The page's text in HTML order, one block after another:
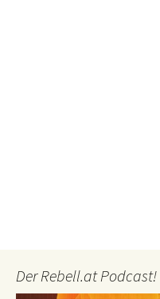
Der Rebell.at Podcast!